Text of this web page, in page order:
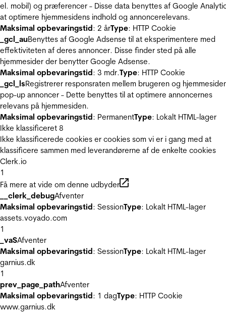
el. mobil) og præferencer - Disse data benyttes af Google
at optimere hjemmesidens indhold og annoncerelevans.
Maksimal opbevaringstid: 2 årType: HTTP Cookie
_gcl_auBenyttes af Google Adsense til at eksperimentere med
effektiviteten af deres annoncer. Disse finder sted på alle
hjemmesider der benytter Google Adsense.
Maksimal opbevaringstid: 3 mdr.Type: HTTP Cookie
_gcl_lsRegistrerer responsraten mellem brugeren og
pop-up annoncer - Dette benyttes til at optimere annoncernes
relevans på hjemmesiden.
Maksimal opbevaringstid: PermanentType: Lokalt HTML-lager
Ikke klassificeret 8
Ikke klassificerede cookies er cookies som vi er i gang med at
klassificere sammen med leverandørerne af de enkelte cookies
Clerk.io
1
Få mere at vide om denne udbyder
__clerk_debugAfventer
Maksimal opbevaringstid: SessionType: Lokalt HTML-lager
assets.voyado.com
1
_vaSAfventer
Maksimal opbevaringstid: SessionType: Lokalt HTML-lager
garnius.dk
1
prev_page_pathAfventer
Maksimal opbevaringstid: 1 dagType: HTTP Cookie
www.garnius.dk